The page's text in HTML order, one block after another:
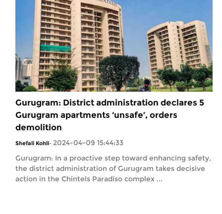
Gurugram: District administration declares 5
Gurugram apartments ‘unsafe’, orders
demolition
Shefali Kohli- 2024-04-09 15:44:33
Gurugram: In a proactive step toward enhancing safety,
the district administration of Gurugram takes decisive
action in the Chintels Paradiso complex ...